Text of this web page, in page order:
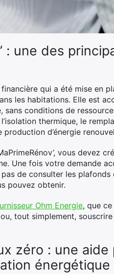
: une des
financière qui a été mise en
les habitations. Elle est
sans conditions de
thermique, le
d’énergie
vous devez
Une fois votre demande
pas de consulter les
pouvez obtenir.
Ohm Energie, que
tout simplement,
zéro : une
énergétique